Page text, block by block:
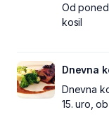
Od
kosil
Dnevna
Dnevna
15. uro,